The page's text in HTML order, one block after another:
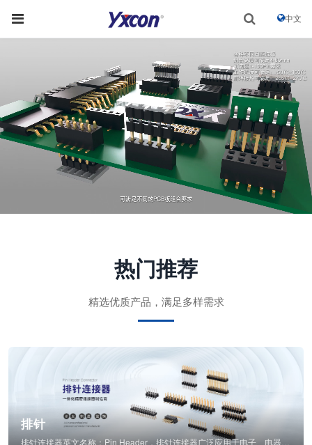
中文
热门推荐
精选优质产品，满足多样需求
排针